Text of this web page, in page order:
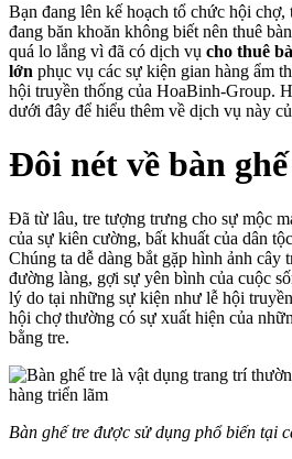
Bạn đang lên kế hoạch tổ chức hội
đang băn khoăn không biết nên thuê
quá lo lắng vì đã có dịch vụ cho thuê
lớn phục vụ các sự kiện gian hàng ẩm
hội truyền thống của HoaBinh-Group.
dưới đây để hiểu thêm về dịch vụ này
Đôi nét về bàn
Đã từ lâu, tre tượng trưng cho sự mộc
của sự kiên cường, bất khuất của dân
Chúng ta dễ dàng bắt gặp hình ảnh cây
đường làng, gợi sự yên bình của cuộc
lý do tại những sự kiện như lễ hội
hội chợ thường có sự xuất hiện của
bằng tre.
Bàn ghế tre được sử dụng phổ biến tại